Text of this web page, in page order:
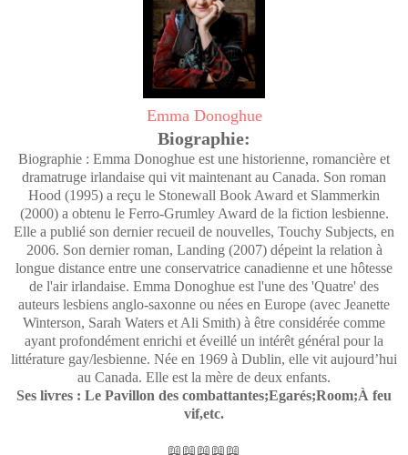
Emma Donoghue
Biographie:
Biographie : Emma Donoghue est une historienne, romancière et
dramatruge irlandaise qui vit maintenant au Canada. Son roman
Hood (1995) a reçu le Stonewall Book Award et Slammerkin
(2000) a obtenu le Ferro-Grumley Award de la fiction lesbienne.
Elle a publié son dernier recueil de nouvelles, Touchy Subjects, en
2006. Son dernier roman, Landing (2007) dépeint la relation à
longue distance entre une conservatrice canadienne et une hôtesse
de l'air irlandaise. Emma Donoghue est l'une des 'Quatre' des
auteurs lesbiens anglo-saxonne ou nées en Europe (avec Jeanette
Winterson, Sarah Waters et Ali Smith) à être considérée comme
ayant profondément enrichi et éveillé un intérêt général pour la
littérature gay/lesbienne. Née en 1969 à Dublin, elle vit aujourd’hui
au Canada. Elle est la mère de deux enfants.
Ses livres : Le Pavillon des combattantes;Egarés;Room;À feu
vif,etc.
📖📖📖📖📖